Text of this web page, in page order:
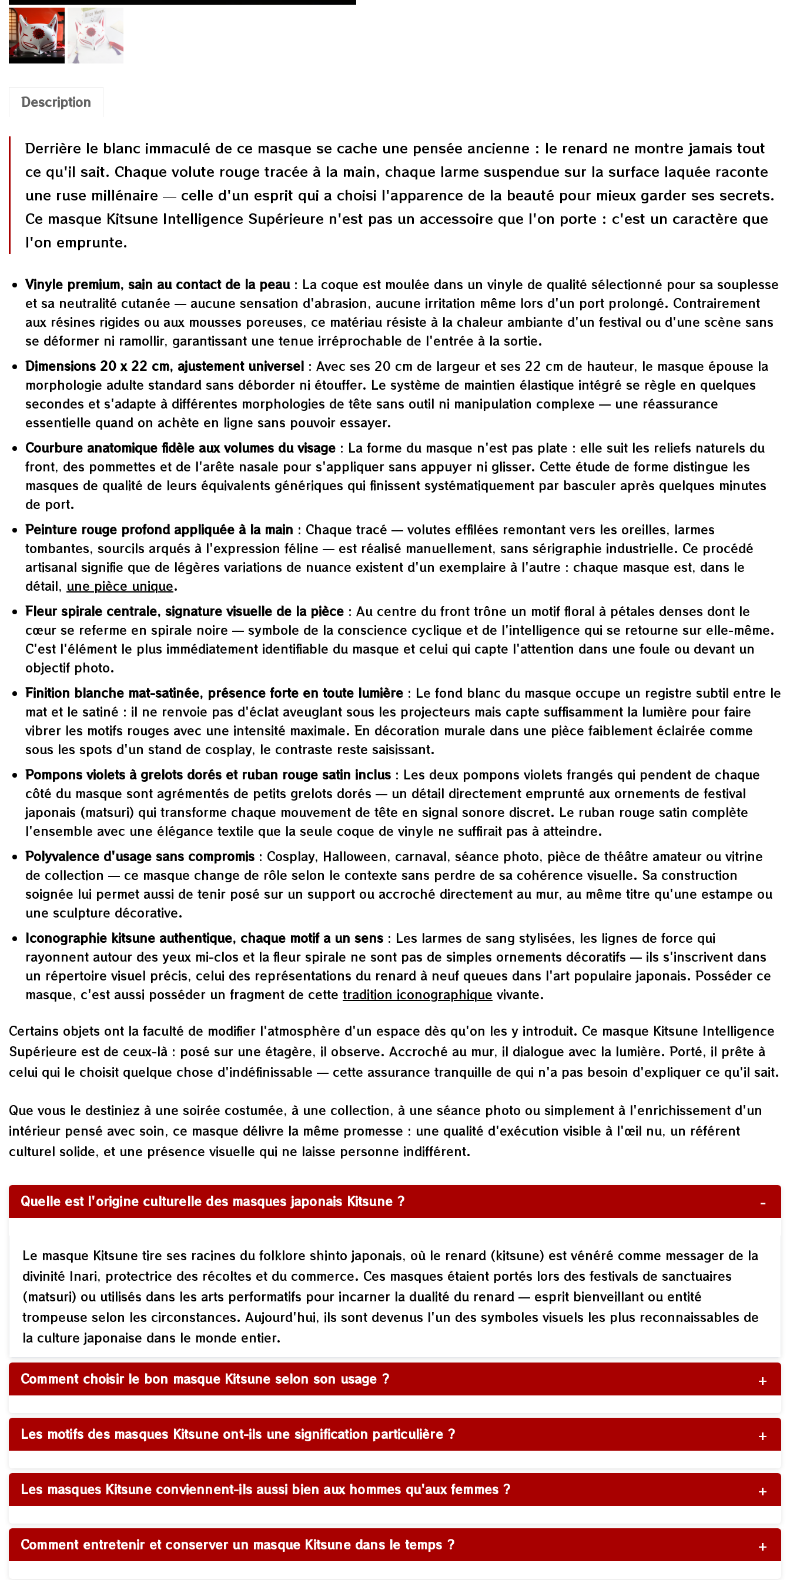
Description
Derrière le blanc immaculé de ce masque se cache une pensée ancienne : le renard ne montre jamais tout
ce qu'il sait. Chaque volute rouge tracée à la main, chaque larme suspendue sur la surface laquée raconte
une ruse millénaire — celle d'un esprit qui a choisi l'apparence de la beauté pour mieux garder ses secrets.
Ce masque Kitsune Intelligence Supérieure n'est pas un accessoire que l'on porte : c'est un caractère que
l'on emprunte.
Vinyle premium, sain au contact de la peau: La coque est moulée dans un vinyle de qualité sélectionné pour sa souplesse
et sa neutralité cutanée — aucune sensation d'abrasion, aucune irritation même lors d'un port prolongé. Contrairement
aux résines rigides ou aux mousses poreuses, ce matériau résiste à la chaleur ambiante d'un festival ou d'une scène sans
se déformer ni ramollir, garantissant une tenue irréprochable de l'entrée à la sortie.
Dimensions 20 x 22 cm, ajustement universel : Avec ses 20 cm de largeur et ses 22 cm de hauteur, le masque épouse la
morphologie adulte standard sans déborder ni étouffer. Le système de maintien élastique intégré se règle en quelques
secondes et s'adapte à différentes morphologies de tête sans outil ni manipulation complexe — une réassurance
essentielle quand on achète en ligne sans pouvoir essayer.
Courbure anatomique fidèle aux volumes du visage : La forme du masque n'est pas plate : elle suit les reliefs naturels du
front, des pommettes et de l'arête nasale pour s'appliquer sans appuyer ni glisser. Cette étude de forme distingue les
masques de qualité de leurs équivalents génériques qui finissent systématiquement par basculer après quelques minutes
de port.
Peinture rouge profond appliquée à la main : Chaque tracé — volutes effilées remontant vers les oreilles, larmes
tombantes, sourcils arqués à l'expression féline — est réalisé manuellement, sans sérigraphie industrielle. Ce procédé
artisanal signifie que de légères variations de nuance existent d'un exemplaire à l'autre : chaque masque est, dans le
détail, une pièce unique.
Fleur spirale centrale, signature visuelle de la pièce : Au centre du front trône un motif floral à pétales denses dont le
cœur se referme en spirale noire — symbole de la conscience cyclique et de l'intelligence qui se retourne sur elle-même.
C'est l'élément le plus immédiatement identifiable du masque et celui qui capte l'attention dans une foule ou devant un
objectif photo.
Finition blanche mat-satinée, présence forte en toute lumière : Le fond blanc du masque occupe un registre subtil entre le
mat et le satiné : il ne renvoie pas d'éclat aveuglant sous les projecteurs mais capte suffisamment la lumière pour faire
vibrer les motifs rouges avec une intensité maximale. En décoration murale dans une pièce faiblement éclairée comme
sous les spots d'un stand de cosplay, le contraste reste saisissant.
Pompons violets à grelots dorés et ruban rouge satin inclus : Les deux pompons violets frangés qui pendent de chaque
côté du masque sont agrémentés de petits grelots dorés — un détail directement emprunté aux ornements de festival
japonais (matsuri) qui transforme chaque mouvement de tête en signal sonore discret. Le ruban rouge satin complète
l'ensemble avec une élégance textile que la seule coque de vinyle ne suffirait pas à atteindre.
Polyvalence d'usage sans compromis : Cosplay, Halloween, carnaval, séance photo, pièce de théâtre amateur ou vitrine
de collection — ce masque change de rôle selon le contexte sans perdre de sa cohérence visuelle. Sa construction
soignée lui permet aussi de tenir posé sur un support ou accroché directement au mur, au même titre qu'une estampe ou
une sculpture décorative.
Iconographie kitsune authentique, chaque motif a un sens : Les larmes de sang stylisées, les lignes de force qui
rayonnent autour des yeux mi-clos et la fleur spirale ne sont pas de simples ornements décoratifs — ils s'inscrivent dans
un répertoire visuel précis, celui des représentations du renard à neuf queues dans l'art populaire japonais. Posséder ce
masque, c'est aussi posséder un fragment de cette tradition iconographique vivante.
Certains objets ont la faculté de modifier l'atmosphère d'un espace dès qu'on les y introduit. Ce masque Kitsune Intelligence
Supérieure est de ceux-là : posé sur une étagère, il observe. Accroché au mur, il dialogue avec la lumière. Porté, il prête à
celui qui le choisit quelque chose d'indéfinissable — cette assurance tranquille de qui n'a pas besoin d'expliquer ce qu'il sait.
Que vous le destiniez à une soirée costumée, à une collection, à une séance photo ou simplement à l'enrichissement d'un
intérieur pensé avec soin, ce masque délivre la même promesse : une qualité d'exécution visible à l'œil nu, un référent
culturel solide, et une présence visuelle qui ne laisse personne indifférent.
Quelle est l'origine culturelle des masques japonais Kitsune ? −
Le masque Kitsune tire ses racines du folklore shinto japonais, où le renard (kitsune) est vénéré comme messager de la
divinité Inari, protectrice des récoltes et du commerce. Ces masques étaient portés lors des festivals de sanctuaires
(matsuri) ou utilisés dans les arts performatifs pour incarner la dualité du renard — esprit bienveillant ou entité
trompeuse selon les circonstances. Aujourd'hui, ils sont devenus l'un des symboles visuels les plus reconnaissables de
la culture japonaise dans le monde entier.
Comment choisir le bon masque Kitsune selon son usage ? +
Les motifs des masques Kitsune ont-ils une signification particulière ? +
Les masques Kitsune conviennent-ils aussi bien aux hommes qu'aux femmes ? +
Comment entretenir et conserver un masque Kitsune dans le temps ? +